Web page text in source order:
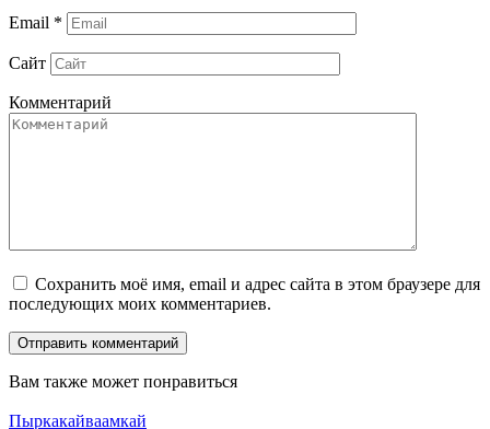
Email *
Сайт
Комментарий
Сохранить моё имя, email и адрес сайта в этом браузере для
последующих моих комментариев.
Вам также может понравиться
Пыркакайваамкай